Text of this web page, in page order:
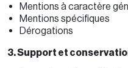
Mentions à caractère
Mentions spécifiques
Dérogations
3. Support et